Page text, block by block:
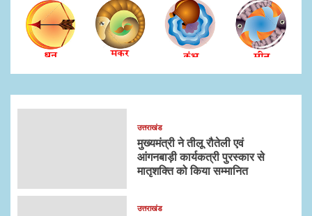
उत्तराखंड
मुख्यमंत्री ने तीलू रौतेली एवं
आंगनबाड़ी कार्यकत्री पुरस्कार से
मातृशक्ति को किया सम्मानित
उत्तराखंड